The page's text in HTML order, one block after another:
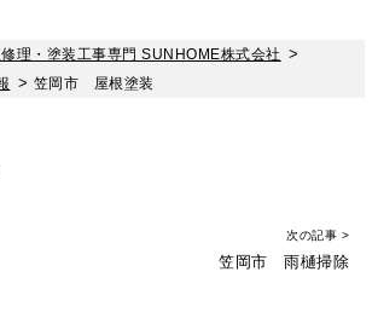
理・塗装工事専門 SUNHOME株式会社 >
> 笠岡市 屋根塗装
次の記事 >
笠岡市 雨樋掃除